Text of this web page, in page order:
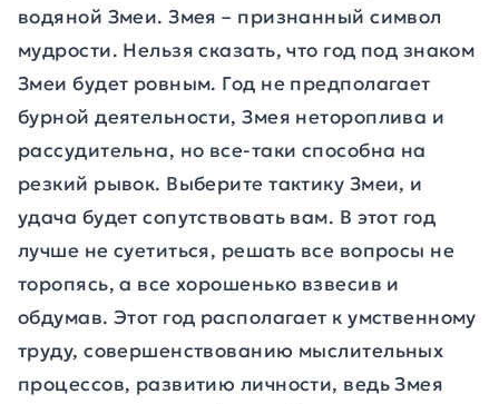
водяной Змеи. Змея – признанный символ
мудрости. Нельзя сказать, что год под знаком
Змеи будет ровным. Год не предполагает
бурной деятельности, Змея нетороплива и
рассудительна, но все-таки способна на
резкий рывок. Выберите тактику Змеи, и
удача будет сопутствовать вам. В этот год
лучше не суетиться, решать все вопросы не
торопясь, а все хорошенько взвесив и
обдумав. Этот год располагает к умственному
труду, совершенствованию мыслительных
процессов, развитию личности, ведь Змея